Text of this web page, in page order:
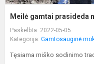
Meilė gamtai prasideda
Paskelbta: 2022-05-05
Kategorija: Gamtosauginė
Tęsiama miško sodinimo